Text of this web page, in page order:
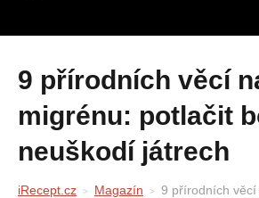
9 přírodních věcí na
migrénu: potlačit
neuškodí játrech
iRecept.cz Magazín
9 přírodních